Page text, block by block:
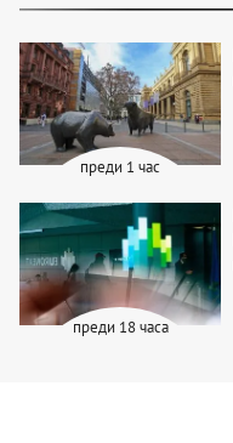
преди 1 час
преди 18 часа